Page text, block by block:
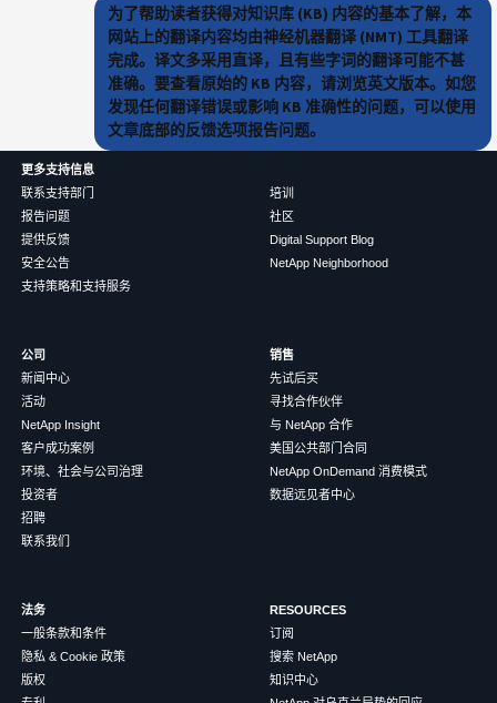
为了帮助读者获得对知识库 (KB) 内容的基本了解，本
网站上的翻译内容均由神经机器翻译 (NMT) 工具翻译
完成。译文多采用直译，且有些字词的翻译可能不甚
准确。要查看原始的 KB 内容，请浏览英文版本。如您
发现任何翻译错误或影响 KB 准确性的问题，可以使用
文章底部的反馈选项报告问题。
更多支持信息
联系支持部门
报告问题
提供反馈
安全公告
支持策略和支持服务
培训
社区
Digital Support Blog
NetApp Neighborhood
公司
新闻中心
活动
NetApp Insight
客户成功案例
环境、社会与公司治理
投资者
招聘
联系我们
销售
先试后买
寻找合作伙伴
与 NetApp 合作
美国公共部门合同
NetApp OnDemand 消费模式
数据远见者中心
法务
一般条款和条件
隐私 & Cookie 政策
版权
RESOURCES
订阅
搜索 NetApp
知识中心